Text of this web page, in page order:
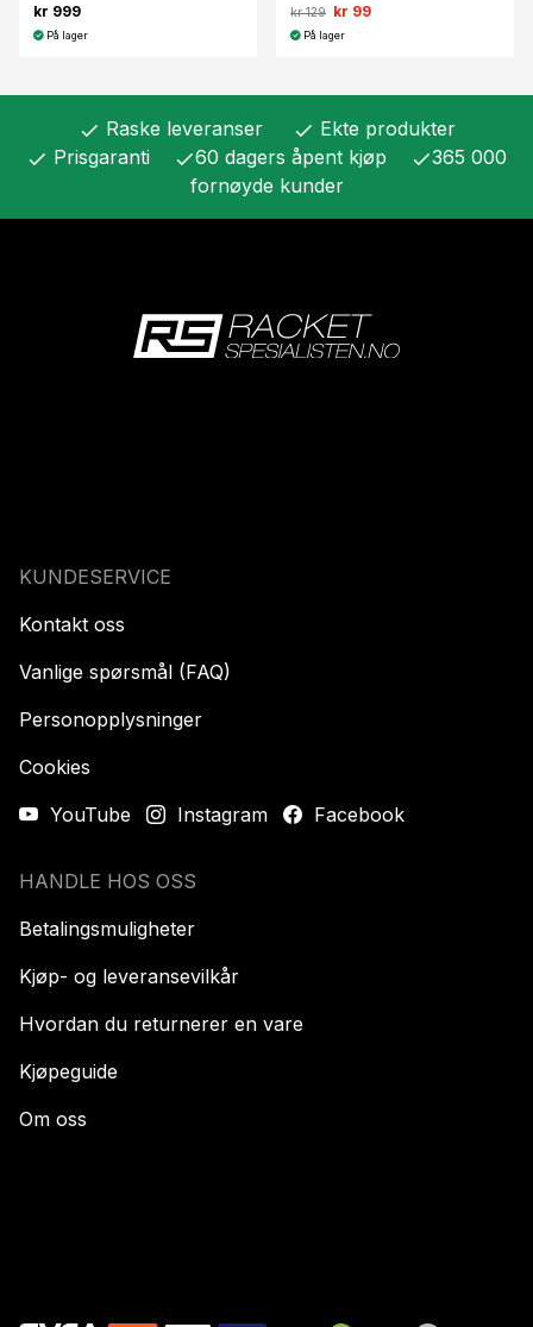
kr 999
På lager
kr 129 kr 99
På lager
check Raske leveranser check Ekte produkter
check Prisgaranti check60 dagers åpent kjøp check365 000
fornøyde kunder
KUNDESERVICE
Kontakt oss
Vanlige spørsmål (FAQ)
Personopplysninger
Cookies
YouTube
Instagram Facebook
HANDLE HOS OSS
Betalingsmuligheter
Kjøp- og leveransevilkår
Hvordan du returnerer en vare
Kjøpeguide
Om oss